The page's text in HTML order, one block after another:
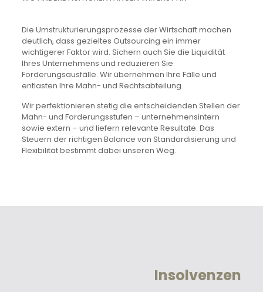
Die Umstrukturierungsprozesse der Wirtschaft machen
deutlich, dass gezieltes Outsourcing ein immer
wichtigerer Faktor wird. Sichern auch Sie die Liquidität
Ihres Unternehmens und reduzieren Sie
Forderungsausfälle. Wir übernehmen Ihre Fälle und
entlasten Ihre Mahn- und Rechtsabteilung.
Wir perfektionieren stetig die entscheidenden Stellen der
Mahn- und Forderungsstufen – unternehmensintern
sowie extern – und liefern relevante Resultate. Das
Steuern der richtigen Balance von Standardisierung und
Flexibilität bestimmt dabei unseren Weg.
Insolvenzen